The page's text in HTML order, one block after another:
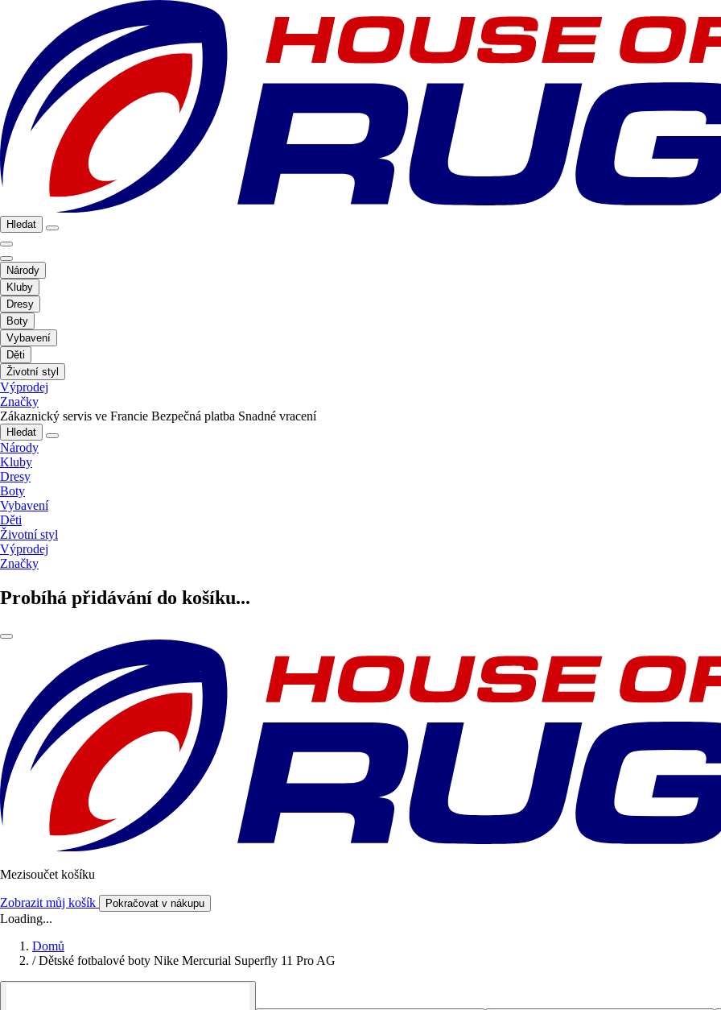
Hledat
Národy
Kluby
Dresy
Boty
Vybavení
Děti
Životní styl
Výprodej
Značky
Zákaznický servis ve Francie Bezpečná platba Snadné vracení
Hledat
Národy
Kluby
Dresy
Boty
Vybavení
Děti
Životní styl
Výprodej
Značky
Probíhá přidávání do košíku...
Mezisoučet košíku
Zobrazit můj košík Pokračovat v nákupu
Loading...
Domů
/ Dětské fotbalové boty Nike Mercurial Superfly 11 Pro AG